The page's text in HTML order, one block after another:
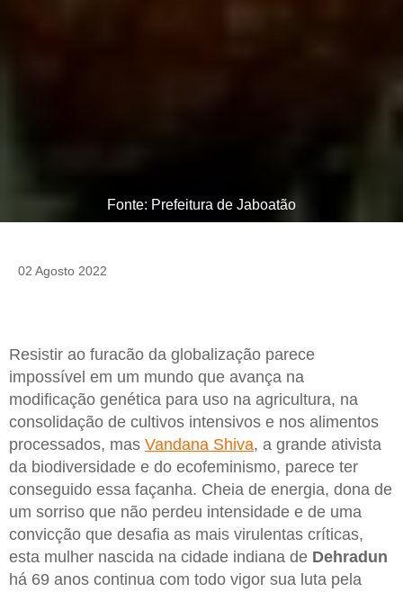
Fonte: Prefeitura de Jaboatão
02 Agosto 2022
Resistir ao furacão da globalização parece
impossível em um mundo que avança na
modificação genética para uso na agricultura, na
consolidação de cultivos intensivos e nos alimentos
processados, mas Vandana Shiva, a grande ativista
da biodiversidade e do ecofeminismo, parece ter
conseguido essa façanha. Cheia de energia, dona de
um sorriso que não perdeu intensidade e de uma
convicção que desafia as mais virulentas críticas,
esta mulher nascida na cidade indiana de Dehradun
há 69 anos continua com todo vigor sua luta pela